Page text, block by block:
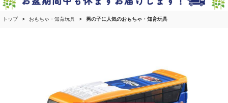
トップ おもちゃ・知育玩具 男の子に人気のおもちゃ・知育玩具